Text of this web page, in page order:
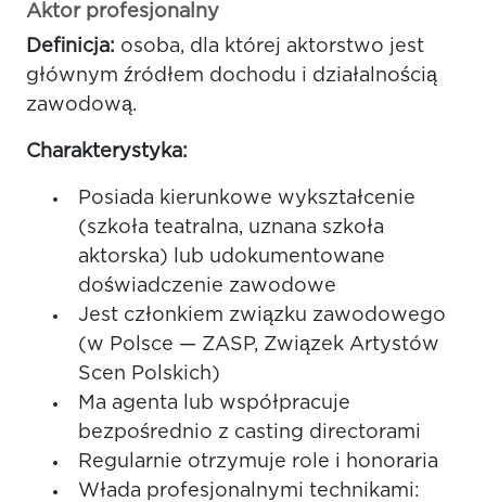
Aktor profesjonalny
Definicja: osoba, dla której aktorstwo jest
głównym źródłem dochodu i działalnością
zawodową.
Charakterystyka:
Posiada kierunkowe wykształcenie
(szkoła teatralna, uznana szkoła
aktorska) lub udokumentowane
doświadczenie zawodowe
Jest członkiem związku zawodowego
(w Polsce — ZASP, Związek Artystów
Scen Polskich)
Ma agenta lub współpracuje
bezpośrednio z casting directorami
Regularnie otrzymuje role i honoraria
Włada profesjonalnymi technikami: